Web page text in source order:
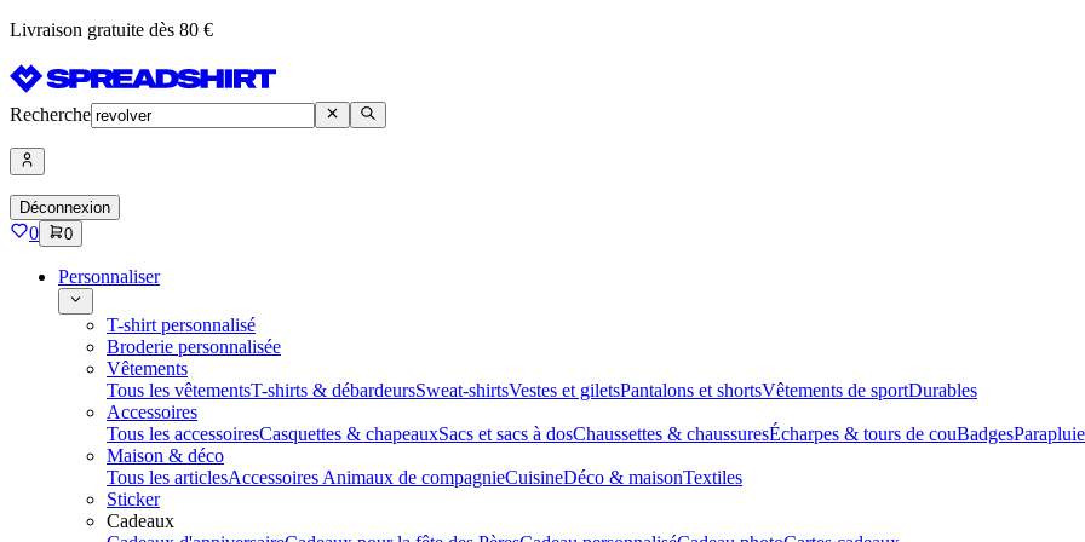
Livraison gratuite dès 80 €
Recherche
Déconnexion
0 0
Personnaliser
T-shirt personnalisé
Broderie personnalisée
Vêtements
Tous les vêtementsT-shirts & débardeursSweat-shirtsVestes et giletsPantalons et shortsVêtements de sportDurables
Accessoires
Tous les accessoiresCasquettes & chapeauxSacs et sacs à dosChaussettes & chaussuresÉcharpes & tours de couBadges
Maison & déco
Tous les articlesAccessoires Animaux de compagnieCuisineDéco & maisonTextiles
Sticker
Cadeaux